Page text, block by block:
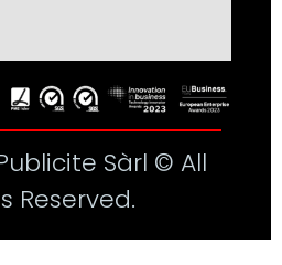
Sàrl © All
Reserved.